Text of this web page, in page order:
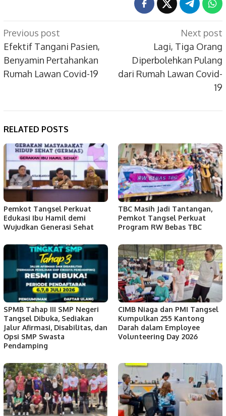
Post
navigation
Previous post
Efektif Tangani Pasien,
Benyamin Pertahankan
Rumah Lawan Covid-19
Next post
Lagi, Tiga Orang
Diperbolehkan Pulang
dari Rumah Lawan Covid-
19
RELATED POSTS
Pemkot Tangsel Perkuat
Edukasi Ibu Hamil demi
Wujudkan Generasi Sehat
TBC Masih Jadi Tantangan,
Pemkot Tangsel Perkuat
Program RW Bebas TBC
SPMB Tahap III SMP Negeri
Tangsel Dibuka, Sediakan
Jalur Afirmasi, Disabilitas, dan
Opsi SMP Swasta
Pendamping
CIMB Niaga dan PMI Tangsel
Kumpulkan 255 Kantong
Darah dalam Employee
Volunteering Day 2026